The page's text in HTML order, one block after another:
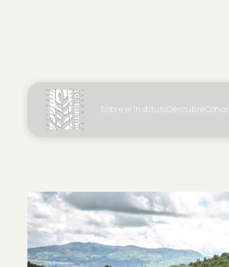
Sobre el InstitutoDescubre